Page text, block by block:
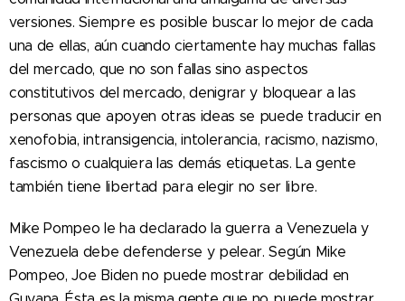
versiones. Siempre es posible buscar lo mejor de cada
una de ellas, aún cuando ciertamente hay muchas fallas
del mercado, que no son fallas sino aspectos
constitutivos del mercado, denigrar y bloquear a las
personas que apoyen otras ideas se puede traducir en
xenofobia, intransigencia, intolerancia, racismo, nazismo,
fascismo o cualquiera las demás etiquetas. La gente
también tiene libertad para elegir no ser libre.
Mike Pompeo le ha declarado la guerra a Venezuela y
Venezuela debe defenderse y pelear. Según Mike
Pompeo, Joe Biden no puede mostrar debilidad en